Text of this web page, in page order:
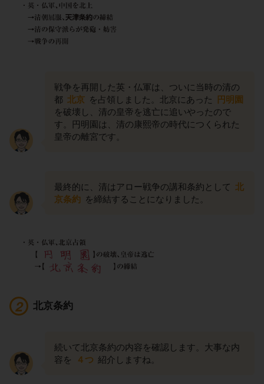
戦争を再開した英・仏軍は、ついに当時の清の
都 北京 を占領しました。北京にあった
円明園
を破壊し、清の皇帝を逃亡に追いやったので
す。円明園は、清の康熙帝の時代につくられた
皇帝の離宮です。
最終的に、清はアロー戦争の講和条約として 北
京条約 を締結することになりました。
北京条約
続いて北京条約の内容を確認します。大事な内
容を
４つ 紹介しますね。